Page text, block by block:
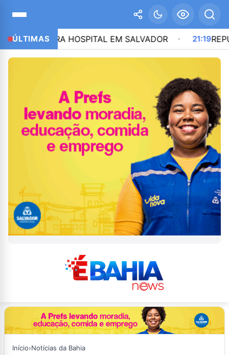
ÚLTIMAS
VIRA HOSPITAL EM SALVADOR 21:19
Início›Notícias da Bahia